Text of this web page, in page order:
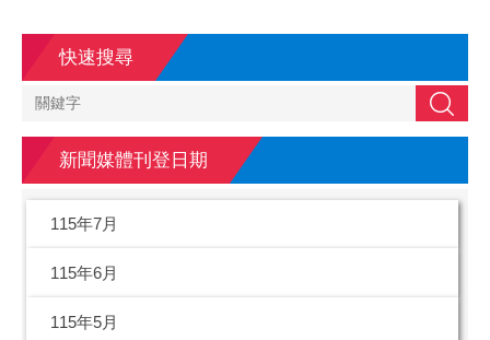
快速搜尋
搜尋
新聞媒體刊登日期
115年7月
115年6月
115年5月